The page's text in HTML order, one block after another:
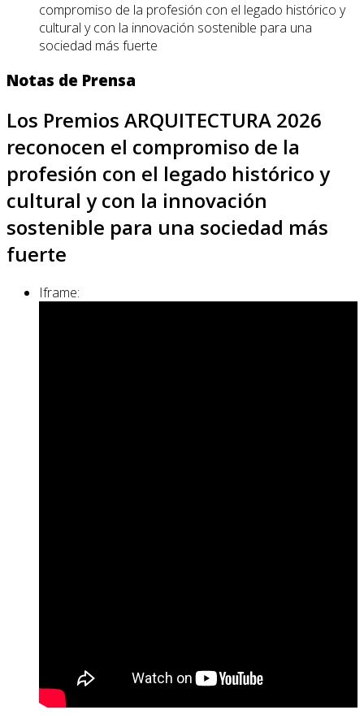
compromiso de la profesión con el legado histórico y
cultural y con la innovación sostenible para una
sociedad más fuerte
Notas de Prensa
Los Premios ARQUITECTURA 2026
reconocen el compromiso de la
profesión con el legado histórico y
cultural y con la innovación
sostenible para una sociedad más
fuerte
Iframe: